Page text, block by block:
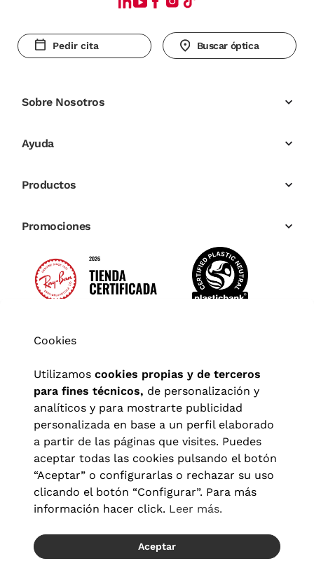
Pedir cita Buscar óptica
Sobre Nosotros
Ayuda
Productos
Promociones
Aviso legal| Política de privacidad Términos y condiciones
Política de cookies|Configuración de cookies
© 2026 Visionlab España
Cookies
Utilizamos cookies propias y de terceros
para fines técnicos, de personalización y
analíticos y para mostrarte publicidad
personalizada en base a un perfil elaborado
a partir de las páginas que visites. Puedes
aceptar todas las cookies pulsando el botón
“Aceptar” o configurarlas o rechazar su uso
clicando el botón “Configurar”. Para más
información hacer click. Leer más.
Aceptar